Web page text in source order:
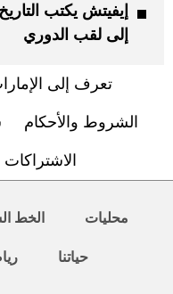
إيفيتش يكتب
إلى لقب الدوري
تعرف إلى
الشروط والأحكام
الاشتراكات
محليات الخط
حياتنا